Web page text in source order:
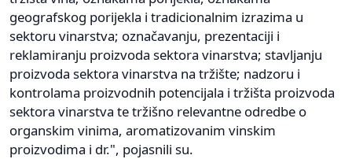
geografskog porijekla i tradicionalnim izrazima u
sektoru vinarstva; označavanju, prezentaciji i
reklamiranju proizvoda sektora vinarstva; stavljanju
proizvoda sektora vinarstva na tržište; nadzoru i
kontrolama proizvodnih potencijala i tržišta proizvoda
sektora vinarstva te tržišno relevantne odredbe o
organskim vinima, aromatizovanim vinskim
proizvodima i dr.", pojasnili su.